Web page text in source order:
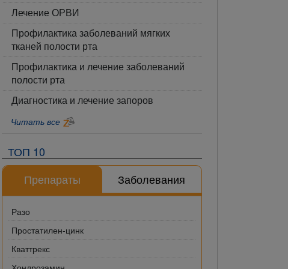
Лечение ОРВИ
Профилактика заболеваний мягких
тканей полости рта
Профилактика и лечение заболеваний
полости рта
Диагностика и лечение запоров
Читать все
ТОП 10
Препараты
Заболевания
Разо
Простатилен-цинк
Кваттрекс